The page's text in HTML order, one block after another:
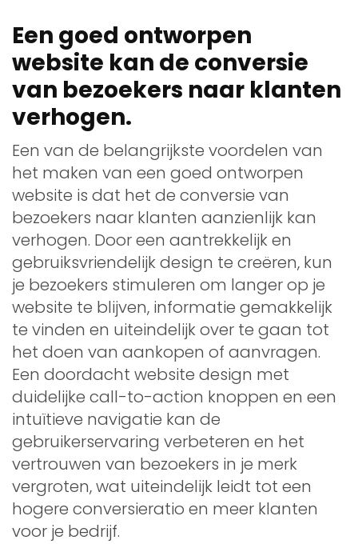
Een goed ontworpen
website kan de conversie
van bezoekers naar klanten
verhogen.
Een van de belangrijkste voordelen van
het maken van een goed ontworpen
website is dat het de conversie van
bezoekers naar klanten aanzienlijk kan
verhogen. Door een aantrekkelijk en
gebruiksvriendelijk design te creëren, kun
je bezoekers stimuleren om langer op je
website te blijven, informatie gemakkelijk
te vinden en uiteindelijk over te gaan tot
het doen van aankopen of aanvragen.
Een doordacht website design met
duidelijke call-to-action knoppen en een
intuïtieve navigatie kan de
gebruikerservaring verbeteren en het
vertrouwen van bezoekers in je merk
vergroten, wat uiteindelijk leidt tot een
hogere conversieratio en meer klanten
voor je bedrijf.